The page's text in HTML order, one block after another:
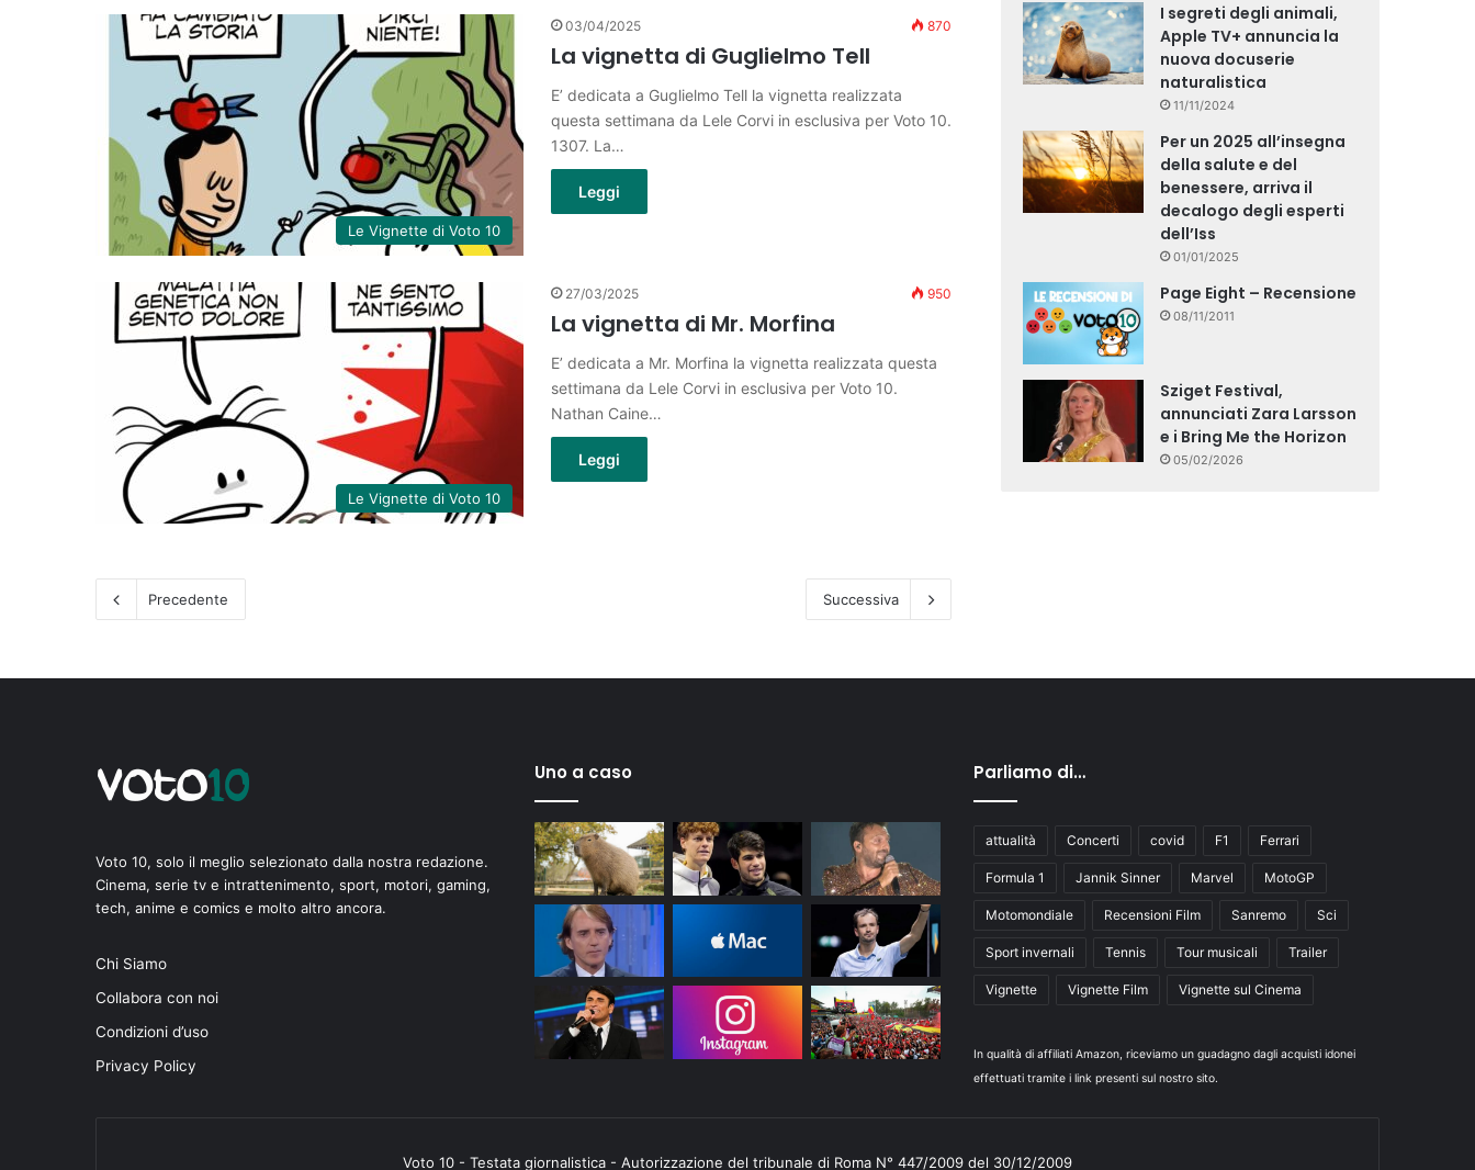
Le Vignette di Voto 10
03/04/2025 870
La vignetta di Guglielmo Tell
E’ dedicata a Guglielmo Tell la vignetta realizzata
questa settimana da Lele Corvi in esclusiva per Voto 10.
1307. La…
Leggi
Le Vignette di Voto 10
27/03/2025 950
La vignetta di Mr. Morfina
E’ dedicata a Mr. Morfina la vignetta realizzata questa
settimana da Lele Corvi in esclusiva per Voto 10.
Nathan Caine…
Leggi
Precedente Successiva
I segreti degli animali,
Apple TV+ annuncia la
nuova docuserie
naturalistica
11/11/2024
Per un 2025 all’insegna
della salute e del
benessere, arriva il
decalogo degli esperti
dell’Iss
01/01/2025
Page Eight – Recensione
08/11/2011
Sziget Festival,
annunciati Zara Larsson
e i Bring Me the Horizon
05/02/2026
Voto 10, solo il meglio selezionato dalla nostra redazione.
Cinema, serie tv e intrattenimento, sport, motori, gaming,
tech, anime e comics e molto altro ancora.
Chi Siamo
Collabora con noi
Condizioni d’uso
Privacy Policy
Uno a caso Parliamo di…
attualità Concerti covid F1 Ferrari
Formula 1 Jannik Sinner Marvel MotoGP
Motomondiale Recensioni Film Sanremo Sci
Sport invernali Tennis Tour musicali Trailer
Vignette Vignette Film Vignette sul Cinema
In qualità di affiliati Amazon, riceviamo un guadagno dagli acquisti idonei
effettuati tramite i link presenti sul nostro sito.
Voto 10 - Testata giornalistica - Autorizzazione del tribunale di Roma N° 447/2009 del 30/12/2009